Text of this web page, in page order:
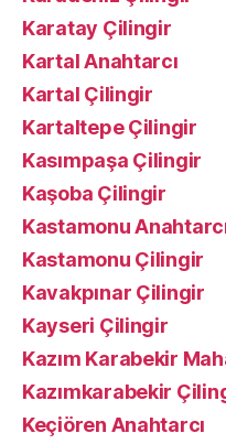
Karatay Çilingir
Kartal Anahtarcı
Kartal Çilingir
Kartaltepe Çilingir
Kasımpaşa Çilingir
Kaşoba Çilingir
Kastamonu
Kastamonu Çilingir
Kavakpınar Çilingir
Kayseri Çilingir
Kazım Karabekir
Kazımkarabekir
Keçiören Anahtarcı